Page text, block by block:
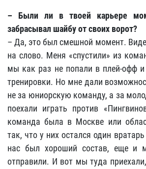
– Были ли в твоей карьере
забрасывал шайбу от своих ворот?
– Да, это был смешной момент.
на слово. Меня «спустили» из
мы как раз не попали в плей-офф
тренировки. Но мне дали
не за юниорскую команду, а за
поехали играть против
команда была в Москве или
так, что у них остался один
нас был хороший состав, еще и
отправили. И вот мы туда